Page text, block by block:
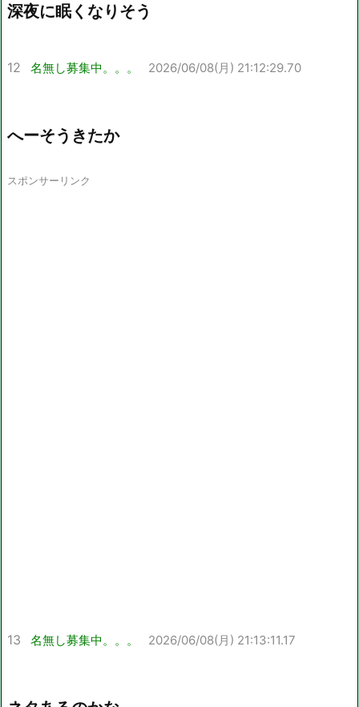
深夜に眠くなりそう
12 名無し募集中。。。 2026/06/08(月) 21:12:29.70
へーそうきたか
スポンサーリンク
13 名無し募集中。。。 2026/06/08(月) 21:13:11.17